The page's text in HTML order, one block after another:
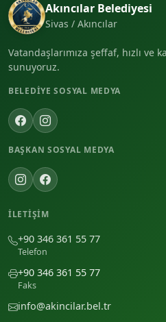
Akıncılar Belediyesi
Sivas / Akıncılar
Vatandaşlarımıza şeffaf, hızlı ve
sunuyoruz.
BELEDIYE SOSYAL MEDYA
BAŞKAN SOSYAL MEDYA
İLETIŞIM
+90 346 361 55 77
Telefon
+90 346 361 55 77
Faks
info@akincilar.bel.tr